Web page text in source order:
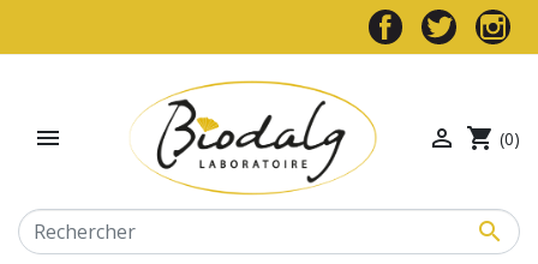


 shopping_cart (0)